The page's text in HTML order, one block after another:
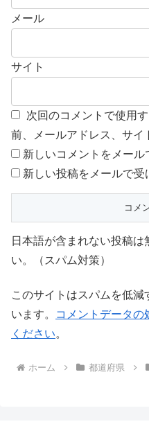
メール
サイト
次回のコメントで使用
前、メールアドレス、サイ
新しいコメントをメール
新しい投稿をメールで受
日本語が含まれない投稿
い。（スパム対策）
このサイトはスパムを低減
います。
コメントデータの
ください。
ホーム 都道府県